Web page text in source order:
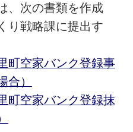
、次の書類を作成
り戦略課に提出す
空家バンク登録事
合）
空家バンク登録抹